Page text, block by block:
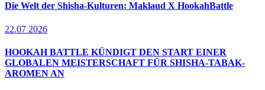
Die Welt der Shisha-Kulturen: Maklaud X HookahBattle
22.07 2026
HOOKAH BATTLE KÜNDIGT DEN START EINER
GLOBALEN MEISTERSCHAFT FÜR SHISHA-TABAK-
AROMEN AN